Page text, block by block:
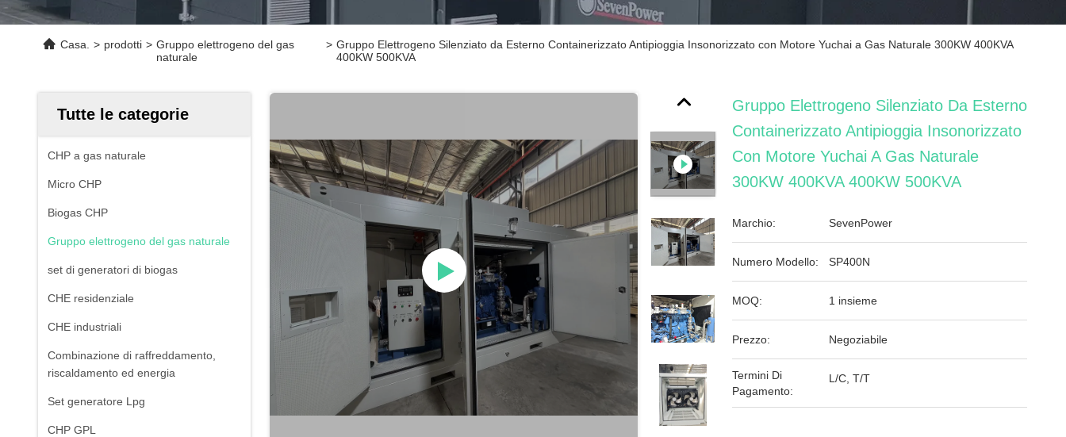
Casa. > prodotti > Gruppo elettrogeno del gas
naturale
> Gruppo Elettrogeno Silenziato da Esterno Containerizzato Antipioggia Insonorizzato con Motore Yuchai a Gas Naturale 300KW 400KVA
400KW 500KVA
Tutte le categorie
CHP a gas naturale
Micro CHP
Biogas CHP
Gruppo elettrogeno del gas naturale
set di generatori di biogas
CHE residenziale
CHE industriali
Combinazione di raffreddamento,
riscaldamento ed energia
Set generatore Lpg
CHP GPL
Gruppo Elettrogeno Silenziato Da Esterno
Containerizzato Antipioggia Insonorizzato
Con Motore Yuchai A Gas Naturale
300KW 400KVA 400KW 500KVA
Marchio: SevenPower
Numero Modello: SP400N
MOQ: 1 insieme
Prezzo: Negoziabile
Termini Di
Pagamento:
L/C, T/T